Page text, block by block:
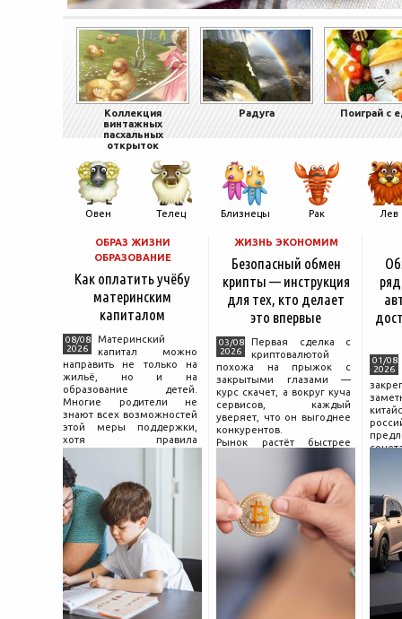
Коллекция
винтажных
пасхальных
открыток
Радуга Поиграй с
Овен Телец Близнецы Рак Лев
ОБРАЗ ЖИЗНИ
ОБРАЗОВАНИЕ
Как оплатить учёбу
материнским
капиталом
08/08
2026
Материнский
капитал можно
направить не только на
жильё, но и на
образование детей.
Многие родители не
знают всех возможностей
этой меры поддержки,
хотя правила
учёбу довольно понятны,
если разобраться в них
заранее и подготовить
ЖИЗНЬ ЭКОНОМИМ
Безопасный обмен
крипты — инструкция
для тех, кто делает
это впервые
03/08
2026
Первая сделка с
криптовалютой
похожа на прыжок с
закрытыми глазами —
курс скачет, а вокруг куча
сервисов, каждый
уверяет, что он выгоднее
конкурентов.
Рынок растёт быстрее
поведения на нём.
Петербургские
криптообменники,
московские
01/08
2026